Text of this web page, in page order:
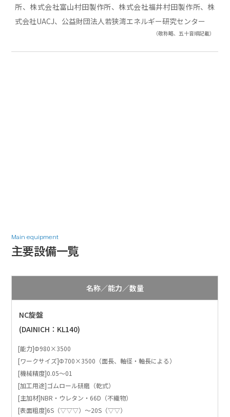
所、株式会社富山村田製作所、株式会社福井村田製作所、株
式会社UACJ、公益財団法人若狭湾エネルギー研究センター
（敬称略、五十音順記載）
Main equipment
主要設備一覧
名称／能力／数量
NC旋盤
(DAINICH：KL140)
[能力]Φ980×3500
[ワークサイズ]Φ700×3500（面長、軸径・軸長による）
[機械精度]0.05～01
[加工用途]ゴムロール研磨（乾式）
[主加材]NBR・ウレタン・66D（不織物）
[表面粗度]6S（▽▽▽）～20S（▽▽）